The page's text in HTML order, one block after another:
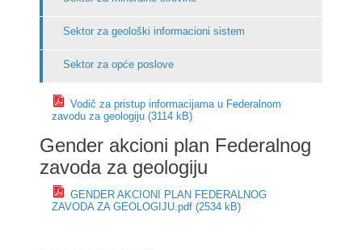
Sektor za geološki informacioni sistem
Sektor za opće poslove
Vodič za pristup informacijama u Federalnom
zavodu za geologiju (3114 kB)
Gender akcioni plan Federalnog
zavoda za geologiju
GENDER AKCIONI PLAN FEDERALNOG
ZAVODA ZA GEOLOGIJU.pdf (2534 kB)